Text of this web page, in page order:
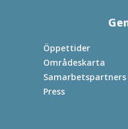
Öppettider
Områdeskarta
Samarbetspartners
Press